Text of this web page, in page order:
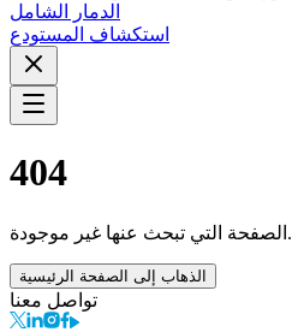
الدمار الشامل
استكشاف المستودع
404
الصفحة التي تبحث عنها غير موجودة.
الذهاب إلى الصفحة الرئيسية
تواصل معنا